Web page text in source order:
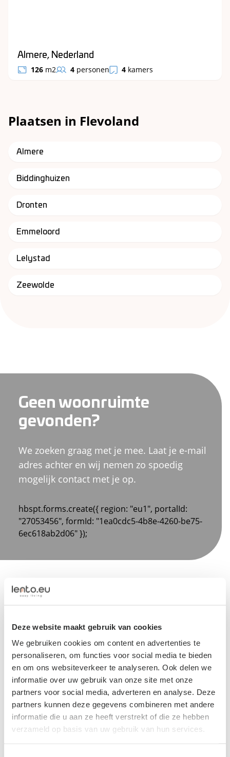
Deze website maakt gebruik van cookies
We gebruiken cookies om content en advertenties te
personaliseren, om functies voor social media te bieden
en om ons websiteverkeer te analyseren. Ook delen we
informatie over uw gebruik van onze site met onze
partners voor social media, adverteren en analyse. Deze
partners kunnen deze gegevens combineren met andere
informatie die u aan ze heeft verstrekt of die ze hebben
verzameld op basis van uw gebruik van hun services.
Almere, Nederland
126 m2 4 personen 4 kamers
Plaatsen in Flevoland
Almere
Biddinghuizen
Dronten
Emmeloord
Lelystad
Zeewolde
Geen woonruimte
gevonden?
We zoeken graag met je mee. Laat je e-mail
adres achter en wij nemen zo spoedig
mogelijk contact met je op.
hbspt.forms.create({ region: "eu1", portalId:
"27053456", formId: "1ea0cdc5-4b8e-4260-be75-
6ec618ab2d06" });
Wonen en werken
Het huren van woonruimte voor arbeidsmigranten is
in Flevoland gemakkelijker dan in vele andere
provincies, dankzij een breed scala aan opties en
betaalbare prijzen. Of u nu op zoek bent naar een
tijdelijke woning om te huren als arbeidsmigrant, of
naar een langdurige verblijfplaats, Flevoland biedt
verschillende mogelijkheden die passen bij uw